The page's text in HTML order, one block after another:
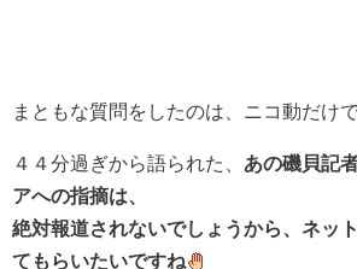
まともな質問をしたのは、ニコ動だけ
４４分過ぎから語られた、 あの磯貝記
アへの指摘は、
絶対報道されないでしょうから、ネッ
てもらいたいですね